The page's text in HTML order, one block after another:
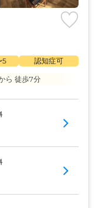
5
認知症可
ら 徒歩7分